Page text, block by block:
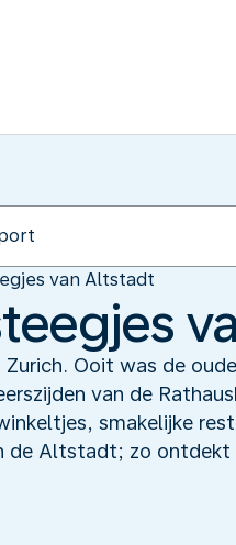
van Altstadt
Ooit was de
van de
smakelijke
de Altstadt; zo